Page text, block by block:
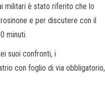
militari è stato riferito che lo
e per discutere con il
minuti.
suoi confronti, i
con foglio di via obbligatorio,